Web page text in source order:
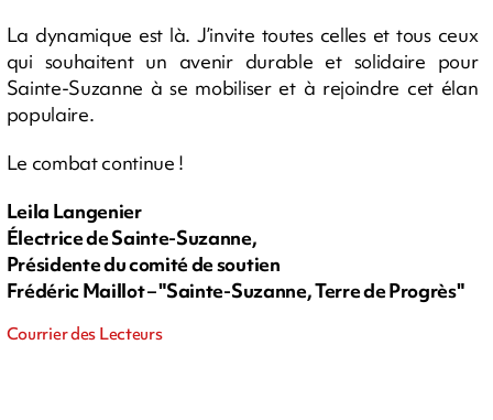
La dynamique est là. J’invite toutes celles et tous ceux
qui souhaitent un avenir durable et solidaire pour
Sainte-Suzanne à se mobiliser et à rejoindre cet élan
populaire.
Le combat continue !
Leila Langenier
Électrice de Sainte-Suzanne,
Présidente du comité de soutien
Frédéric Maillot – "Sainte-Suzanne, Terre de Progrès"
Courrier des Lecteurs